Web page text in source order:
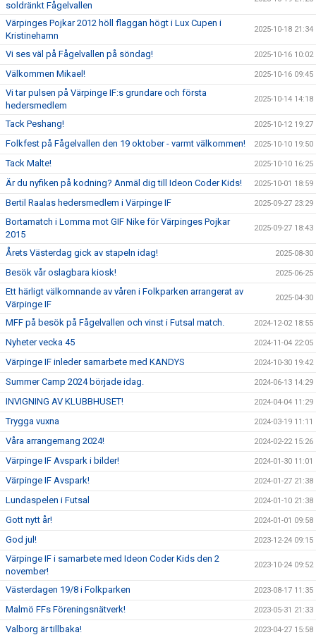
soldränkt Fågelvallen
Värpinges Pojkar 2012 höll flaggan högt i Lux Cupen i
Kristinehamn
2025-10-18 21:34
Vi ses väl på Fågelvallen på söndag! 2025-10-16 10:02
Välkommen Mikael! 2025-10-16 09:45
Vi tar pulsen på Värpinge IF:s grundare och första
hedersmedlem
2025-10-14 14:18
Tack Peshang! 2025-10-12 19:27
Folkfest på Fågelvallen den 19 oktober - varmt välkommen! 2025-10-10 19:50
Tack Malte! 2025-10-10 16:25
Är du nyfiken på kodning? Anmäl dig till Ideon Coder Kids! 2025-10-01 18:59
Bertil Raalas hedersmedlem i Värpinge IF 2025-09-27 23:29
Bortamatch i Lomma mot GIF Nike för Värpinges Pojkar
2015
2025-09-27 18:43
Årets Västerdag gick av stapeln idag! 2025-08-30
Besök vår oslagbara kiosk! 2025-06-25
Ett härligt välkomnande av våren i Folkparken arrangerat av
Värpinge IF
2025-04-30
MFF på besök på Fågelvallen och vinst i Futsal match. 2024-12-02 18:55
Nyheter vecka 45 2024-11-04 22:05
Värpinge IF inleder samarbete med KANDYS 2024-10-30 19:42
Summer Camp 2024 började idag. 2024-06-13 14:29
INVIGNING AV KLUBBHUSET! 2024-04-04 11:29
Trygga vuxna 2024-03-19 11:11
Våra arrangemang 2024! 2024-02-22 15:26
Värpinge IF Avspark i bilder! 2024-01-30 11:01
Värpinge IF Avspark! 2024-01-27 21:38
Lundaspelen i Futsal 2024-01-10 21:38
Gott nytt år! 2024-01-01 09:58
God jul! 2023-12-24 09:15
Värpinge IF i samarbete med Ideon Coder Kids den 2
november!
2023-10-24 09:52
Västerdagen 19/8 i Folkparken 2023-08-17 11:35
Malmö FFs Föreningsnätverk! 2023-05-31 21:33
Valborg är tillbaka! 2023-04-27 15:58